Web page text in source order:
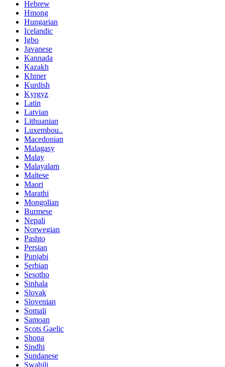
Hebrew
Hmong
Hungarian
Icelandic
Igbo
Javanese
Kannada
Kazakh
Khmer
Kurdish
Kyrgyz
Latin
Latvian
Lithuanian
Luxembou..
Macedonian
Malagasy
Malay
Malayalam
Maltese
Maori
Marathi
Mongolian
Burmese
Nepali
Norwegian
Pashto
Persian
Punjabi
Serbian
Sesotho
Sinhala
Slovak
Slovenian
Somali
Samoan
Scots Gaelic
Shona
Sindhi
Sundanese
Swahili